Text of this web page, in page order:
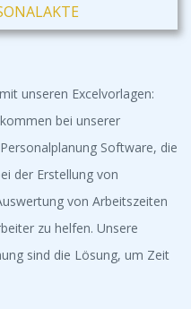
unseren Excelvorlagen:
bei unserer
Software, die
der Erstellung von
von Arbeitszeiten
zu helfen. Unsere
sind die Lösung, um Zeit